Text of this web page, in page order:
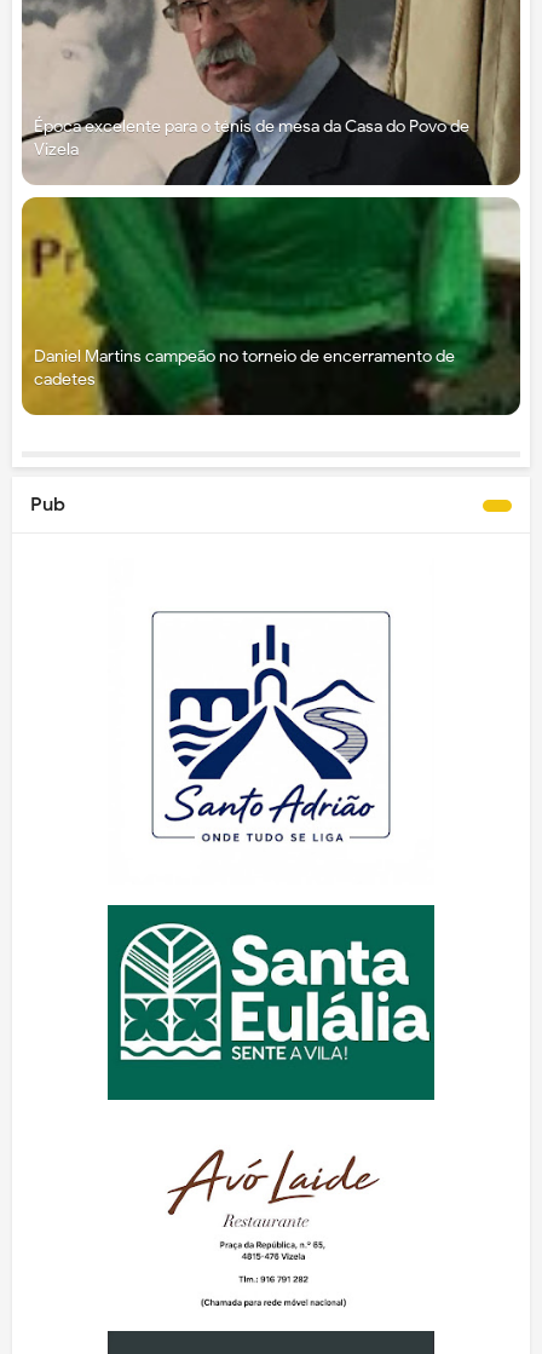
Época excelente para o ténis de mesa da Casa do Povo de
Vizela
Daniel Martins campeão no torneio de encerramento de
cadetes
Pub